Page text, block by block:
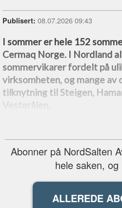
Publisert: 08.07.2026 09:43
I sommer er hele 152
Cermaq Norge. I Nordland
sommervikarer fordelt på
virksomheten, og mange av
tilknytning til Steigen,
Vesterålen.
Abonner på NordSalten
hele saken,
ALLEREDE